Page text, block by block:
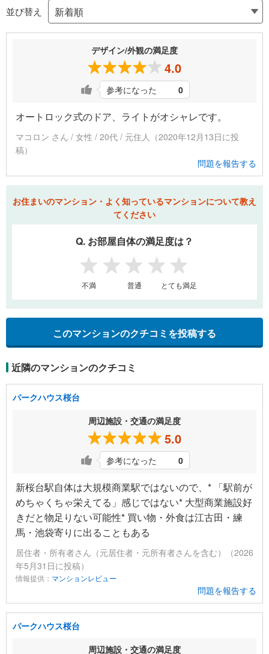
並び替え
デザイン/外観の満足度
4.0
参考になった 0
オートロック式のドア、ライトがオシャレです。
マコロン さん / 女性 / 20代 / 元住人（2020年12月13日に投
稿）
問題を報告する
お住まいのマンション・よく知っているマンションについて教え
てください
Q. お部屋自体の満足度は？
1 2 3 4 5
不満 普通 とても満足
このマンションのクチコミを投稿する
近隣のマンションのクチコミ
パークハウス桜台
周辺施設・交通の満足度
5.0
参考になった 0
新桜台駅自体は大規模商業駅ではないので、* 「駅前が
めちゃくちゃ栄えてる」感じではない* 大型商業施設好
きだと物足りない可能性* 買い物・外食は江古田・練
馬・池袋寄りに出ることもある
居住者・所有者さん（元居住者・元所有者さんを含む）（2026
年5月31日に投稿）
情報提供： マンションレビュー
問題を報告する
パークハウス桜台
周辺施設・交通の満足度